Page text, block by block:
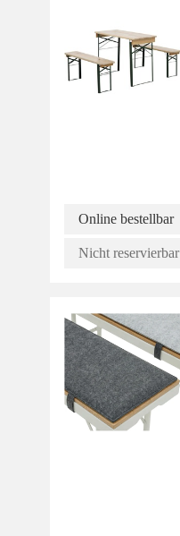
Online bestellbar
Nicht reservierbar